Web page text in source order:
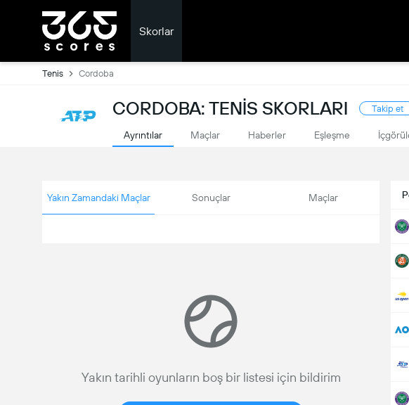
Skorlar
Tenis Cordoba
CORDOBA: TENIS SKORLARI Takip et
Ayrıntılar Maçlar Haberler Eşleşme
Yakın Zamandaki Maçlar Sonuçlar Maçlar
Yakın tarihli oyunların boş bir listesi için bildirim